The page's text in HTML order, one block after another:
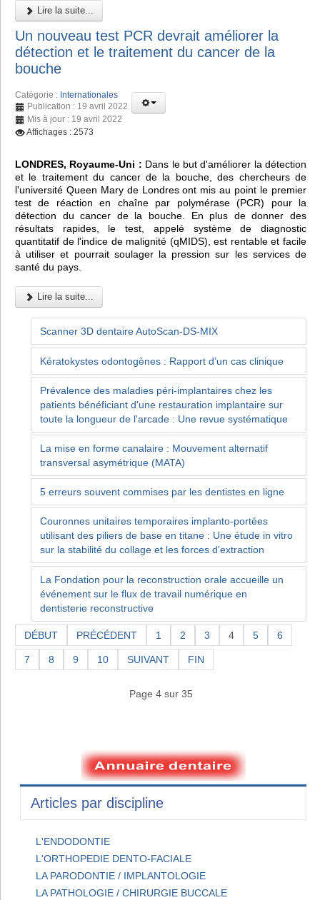
Lire la suite...
Un nouveau test PCR devrait améliorer la
détection et le traitement du cancer de la
bouche
Catégorie : Internationales
Publication : 19 avril 2022
Mis à jour : 19 avril 2022
Affichages : 2573
LONDRES, Royaume-Uni : Dans le but d'améliorer la détection
et le traitement du cancer de la bouche, des chercheurs de
l'université Queen Mary de Londres ont mis au point le premier
test de réaction en chaîne par polymérase (PCR) pour la
détection du cancer de la bouche. En plus de donner des
résultats rapides, le test, appelé système de diagnostic
quantitatif de l'indice de malignité (qMIDS), est rentable et facile
à utiliser et pourrait soulager la pression sur les services de
santé du pays.
Lire la suite...
Scanner 3D dentaire AutoScan-DS-MIX
Kératokystes odontogènes : Rapport d’un cas clinique
Prévalence des maladies péri-implantaires chez les
patients bénéficiant d'une restauration implantaire sur
toute la longueur de l'arcade : Une revue systématique
La mise en forme canalaire : Mouvement alternatif
transversal asymétrique (MATA)
5 erreurs souvent commises par les dentistes en ligne
Couronnes unitaires temporaires implanto-portées
utilisant des piliers de base en titane : Une étude in vitro
sur la stabilité du collage et les forces d'extraction
La Fondation pour la reconstruction orale accueille un
événement sur le flux de travail numérique en
dentisterie reconstructive
DÉBUT PRÉCÉDENT 1 2 3 4 5 6
7 8 9 10 SUIVANT FIN
Page 4 sur 35
Articles par discipline
L'ENDODONTIE
L'ORTHOPEDIE DENTO-FACIALE
LA PARODONTIE / IMPLANTOLOGIE
LA PATHOLOGIE / CHIRURGIE BUCCALE